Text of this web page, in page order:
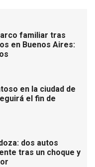
familiar tras
en Buenos Aires:
en la ciudad de
el fin de
dos autos
tras un choque y